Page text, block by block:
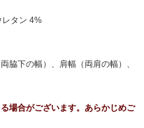
レタン 4%
脇下の幅）、肩幅（両肩の幅）、
場合がございます。あらかじめご